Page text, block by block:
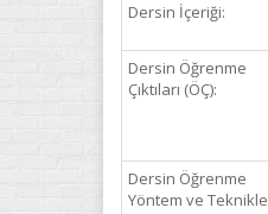
Dersin İçeriği:
Dersin Öğrenme
Çıktıları (ÖÇ):
Dersin Öğrenme
Yöntem ve